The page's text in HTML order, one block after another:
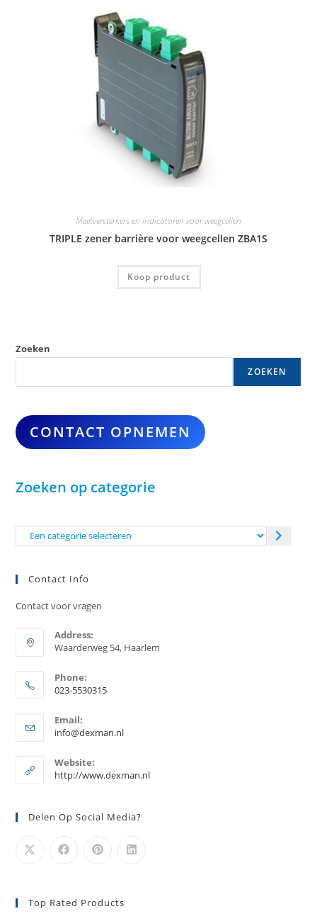
Meetversterkers en indicatoren voor weegcellen
TRIPLE zener barrière voor weegcellen ZBA1S
Koop product
Zoeken
ZOEKEN
CONTACT OPNEMEN
Zoeken op categorie
Een
Contact Info
Contact voor vragen
Address:
Waarderweg 54, Haarlem
Phone:
023-5530315
in
je
toepassing
Email:
info@dexman.nlOpent
toepassing
Website:
http://www.dexman.nl
Delen Op Social Media?
Top Rated Products